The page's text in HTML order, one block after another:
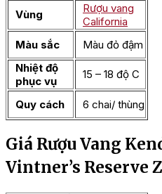
Vùng
Rượu vang
California
Màu sắc
Màu đỏ đậm
Nhiệt độ
phục vụ
15 – 18 độ C
Quy cách 6 chai/ thùng
Giá Rượu Vang
Vintner’s Reserve